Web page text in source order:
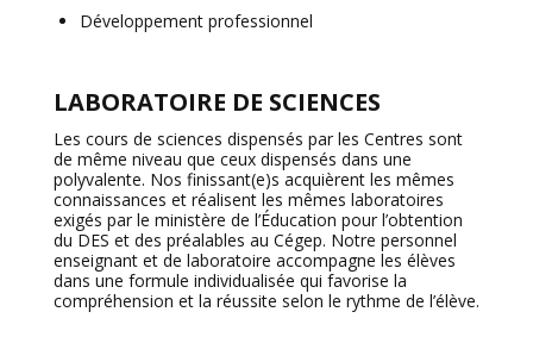
Développement professionnel
LABORATOIRE DE SCIENCES
Les cours de sciences dispensés par les Centres sont
de même niveau que ceux dispensés dans une
polyvalente. Nos finissant(e)s acquièrent les mêmes
connaissances et réalisent les mêmes laboratoires
exigés par le ministère de l’Éducation pour l’obtention
du DES et des préalables au Cégep. Notre personnel
enseignant et de laboratoire accompagne les élèves
dans une formule individualisée qui favorise la
compréhension et la réussite selon le rythme de l’élève.